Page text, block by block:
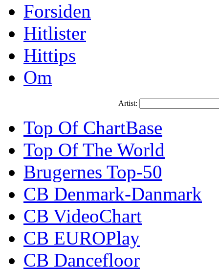
Forsiden
Hitlister
Hittips
Om
Artist:
Top Of ChartBase
Top Of The World
Brugernes Top-50
CB Denmark-Danmark
CB VideoChart
CB EUROPlay
CB Dancefloor